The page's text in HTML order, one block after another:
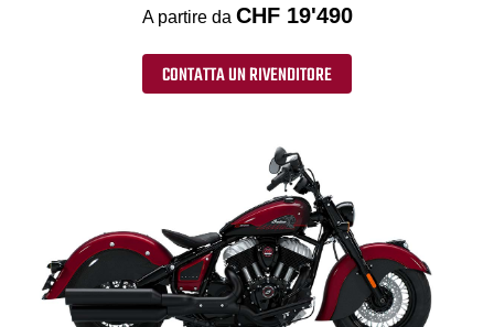
A partire da CHF 19'490
CONTATTA UN RIVENDITORE